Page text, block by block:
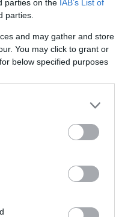
parties on the IAB’s List of
parties.
and may gather and store
You may click to grant or
below specified purposes
a
e
a
Mario
Paolo